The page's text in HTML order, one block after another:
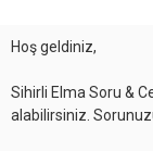
Hoş geldiniz,
Sihirli Elma Soru &
alabilirsiniz.